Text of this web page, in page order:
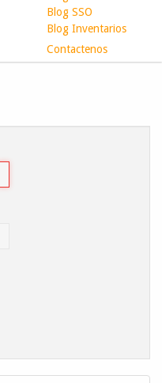
Blog SSO
Blog Inventarios
Contactenos